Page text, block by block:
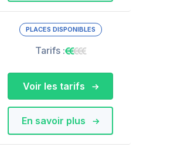
PLACES DISPONIBLES
Tarifs :
En savoir plus
Voir les tarifs